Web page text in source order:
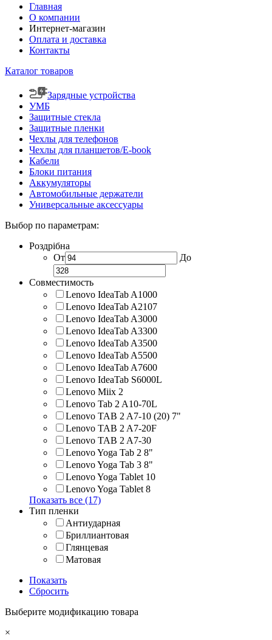
Главная
О компании
Интернет-магазин
Оплата и доставка
Контакты
Каталог товаров
Зарядные устройства
УМБ
Защитные стекла
Защитные пленки
Чехлы для телефонов
Чехлы для планшетов/E-book
Кабели
Блоки питания
Аккумуляторы
Автомобильные держатели
Универсальные аксессуары
Выбор по параметрам:
Роздрібна
От
До
Совместимость
Lenovo IdeaTab A1000
Lenovo IdeaTab A2107
Lenovo IdeaTab A3000
Lenovo IdeaTab A3300
Lenovo IdeaTab A3500
Lenovo IdeaTab A5500
Lenovo IdeaTab A7600
Lenovo IdeaTab S6000L
Lenovo Miix 2
Lenovo Tab 2 A10-70L
Lenovo TAB 2 A7-10 (20) 7"
Lenovo TAB 2 A7-20F
Lenovo TAB 2 A7-30
Lenovo Yoga Tab 2 8"
Lenovo Yoga Tab 3 8"
Lenovo Yoga Tablet 10
Lenovo Yoga Tablet 8
Показать все (17)
Тип пленки
Антиударная
Бриллиантовая
Глянцевая
Матовая
Показать
Сбросить
Выберите модификацию товара
×